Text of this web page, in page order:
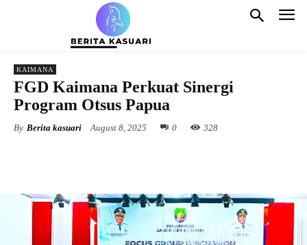
KAIMANA
FGD Kaimana Perkuat Sinergi
Program Otsus Papua
By Berita kasuari August 8, 2025 0 328